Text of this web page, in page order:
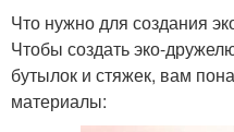
Что нужно для создания
Чтобы создать эко-
бутылок и стяжек, вам
материалы: